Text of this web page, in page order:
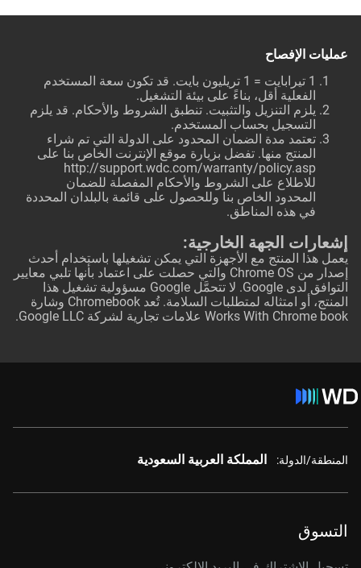
عمليات الإفصاح
1 تيرابايت = 1 تريليون بايت. قد تكون سعة المستخدم
الفعلية أقل، بناءً على بيئة التشغيل.
يلزم التنزيل والتثبيت. تنطبق الشروط والأحكام. قد يلزم
التسجيل بحساب المستخدم.
تعتمد مدة الضمان المحدود على الدولة التي تم شراء
المنتج منها. تفضل بزيارة موقع الإنترنت الخاص بنا على
http://support.wdc.com/warranty/policy.asp
للاطلاع على الشروط والأحكام المفصلة للضمان
المحدود الخاص بنا وللحصول على قائمة بالبلدان المحددة
في هذه المناطق.
إشعارات الجهة الخارجية:
يعمل هذا المنتج مع الأجهزة التي يمكن تشغيلها باستخدام أحدث
إصدار من Chrome OS والتي حصلت على اعتماد بأنها تلبي معايير
التوافق لدى Google. لا تتحمَّل Google مسؤولية تشغيل هذا
المنتج، أو امتثاله لمتطلبات السلامة. تُعد Chromebook وشارة
Works With Chrome book علامات تجارية لشركة Google LLC.
المنطقة/الدولة: المملكة العربية السعودية
التسوق